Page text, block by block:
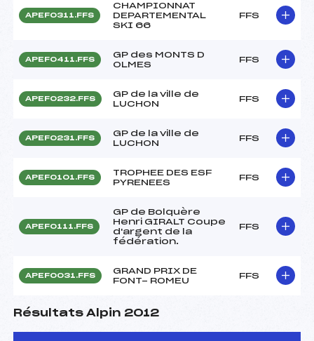
APEF0311.FFS
CHAMPIONNAT
DEPARTEMENTAL
SKI 66
FFS
APEF0411.FFS
GP des MONTS D
OLMES
FFS
APEF0232.FFS
GP de la ville de
LUCHON
FFS
APEF0231.FFS
GP de la ville de
LUCHON
FFS
APEF0101.FFS
TROPHEE DES ESF
PYRENEES
FFS
APEF0111.FFS
GP de Bolquère
Henri GIRALT Coupe
d'argent de la
fédération.
FFS
APEF0031.FFS
GRAND PRIX DE
FONT- ROMEU
FFS
Résultats Alpin 2012